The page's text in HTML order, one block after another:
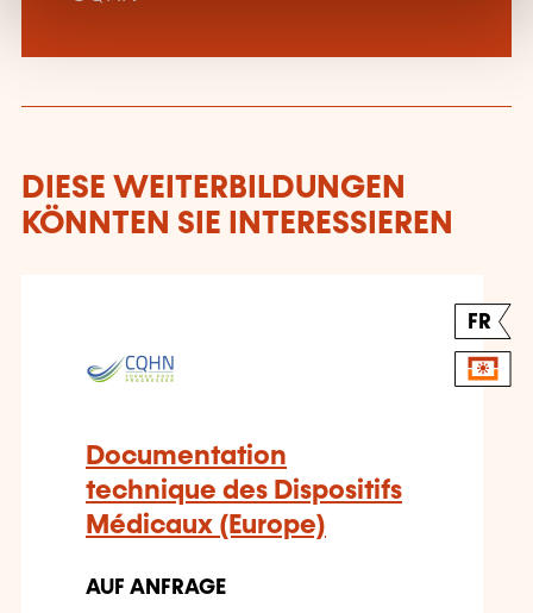
DIESE WEITERBILDUNGEN
KÖNNTEN SIE INTERESSIEREN
FR
Documentation
technique des Dispositifs
Médicaux (Europe)
AUF ANFRAGE